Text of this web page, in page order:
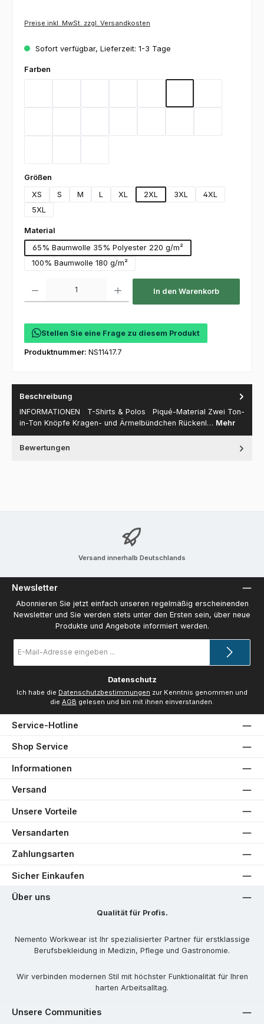
Preise inkl. MwSt. zzgl. Versandkosten
Sofort verfügbar, Lieferzeit: 1-3 Tage
Farben
Größen
XS
S M L XL 2XL 3XL
4XL
5XL
Material
65% Baumwolle 35% Polyester 220 g/m²
100% Baumwolle 180 g/m²
In den Warenkorb
Stellen Sie eine Frage zu diesem Produkt
Produktnummer: NS11417.7
Beschreibung
INFORMATIONEN T-Shirts & Polos Piqué-Material Zwei Ton-
in-Ton Knöpfe Kragen- und Ärmelbündchen Rückenl… Mehr
Bewertungen
Versand innerhalb Deutschlands
Newsletter
Abonnieren Sie jetzt einfach unseren regelmäßig erscheinenden
Newsletter und Sie werden stets unter den Ersten sein, über neue
Produkte und Angebote informiert werden.
Mail-
Datenschutz
Ich habe die Datenschutzbestimmungen zur Kenntnis genommen und
die AGB gelesen und bin mit ihnen einverstanden.
Service-Hotline
Shop Service
Informationen
Versand
Unsere Vorteile
Versandarten
Zahlungsarten
Sicher Einkaufen
Über uns
Qualität für Profis.
Nemento Workwear ist Ihr spezialisierter Partner für erstklassige
Berufsbekleidung in Medizin, Pflege und Gastronomie.
Wir verbinden modernen Stil mit höchster Funktionalität für Ihren
harten Arbeitsalltag.
Unsere Communities